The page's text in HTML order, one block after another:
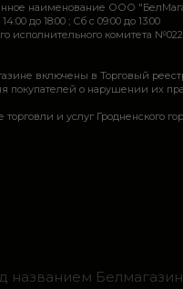
наименование ООО
до 18:00 ; Сб c 09:00 до 13:00
исполнительного комитета
включены в Торговый
о нарушении их
и услуг Гродненского
названием